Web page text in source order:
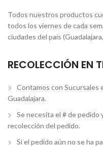
Todos nuestros productos
todos los viernes de cada
ciudades del país
RECOLECCIÓN EN
Contamos con Sucursales
Guadalajara.
Se necesita el # de pedido
recolección del pedido.
Si el pedido aún no se ha